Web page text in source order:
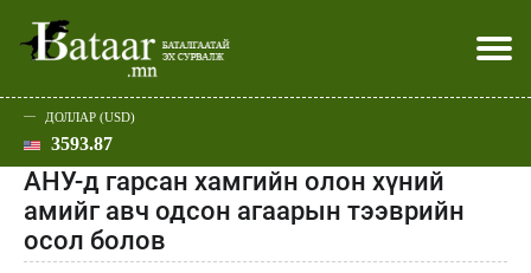
Эхлэл
Улс төр
Нийгэм
Эдийн засаг
Дэлхий
Спорт
Шар
Батаар юу хэлэв
Хэвлэл мэдээллээр
ДОЛЛАР (USD)
3593.87
АНУ-д гарсан хамгийн олон хүний
амийг авч одсон агаарын тээврийн
осол болов